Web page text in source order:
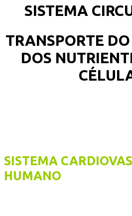
SISTEMA
TRANSPORTE
DOS
SISTEMA
HUMANO